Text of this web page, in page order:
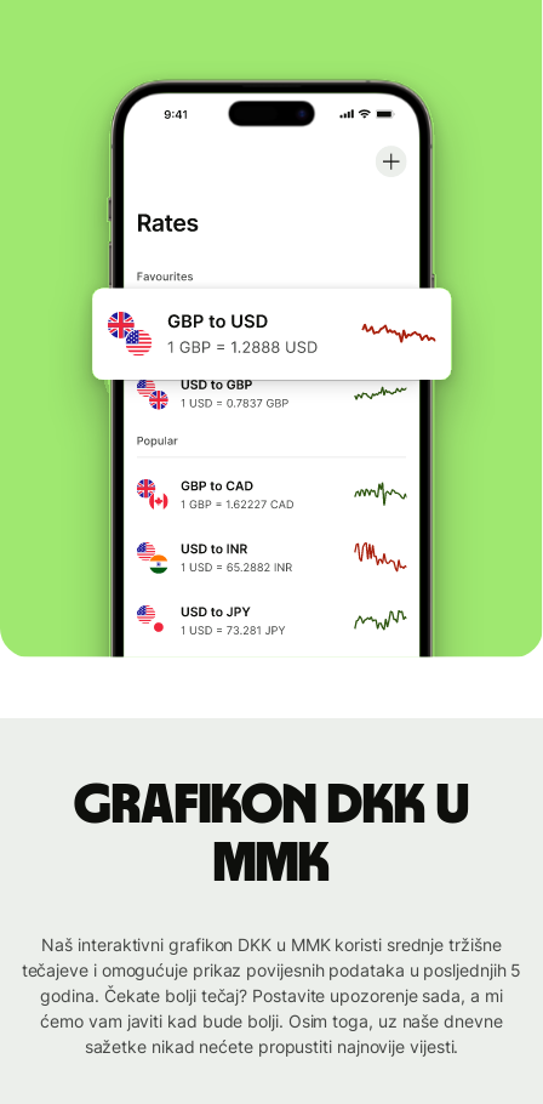
Grafikon DKK u
MMK
Naš interaktivni grafikon DKK u MMK koristi srednje tržišne
tečajeve i omogućuje prikaz povijesnih podataka u posljednjih 5
godina. Čekate bolji tečaj? Postavite upozorenje sada, a mi
ćemo vam javiti kad bude bolji. Osim toga, uz naše dnevne
sažetke nikad nećete propustiti najnovije vijesti.